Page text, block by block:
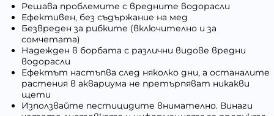
Решава проблемите с вредните водорасли
Ефективен, без съдържание на мед
Безвреден за рибките (включително и за
сомчетата)
Надежден в борбата с различни видове вредни
водорасли
Ефектът настъпва след няколко дни, а останалите
растения в аквариума не претърпяват никакви
щети
Използвайте пестицидите внимателно. Винаги